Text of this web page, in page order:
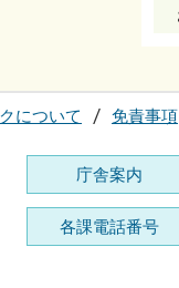
について 免責事項
庁舎案内
各課電話番号